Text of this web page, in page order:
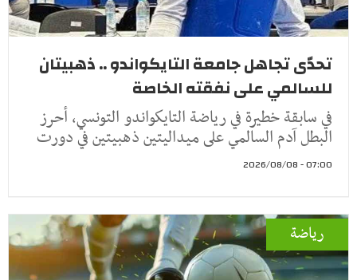
تحدّى تجاهل جامعة التايكواندو .. ذهبيتان
للسالمي على نفقته الخاصة
في سابقة خطيرة في رياضة التايكواندو التونسي، أحرز
البطل آدم السالمي على ميداليتين ذهبيتين في دورت
07:00 - 2026/08/08
رياضة